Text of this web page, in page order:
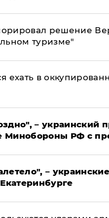
решение
туризме"
ехать в
– украинский
Минобороны РФ с
–